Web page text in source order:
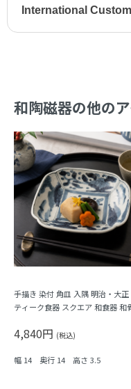
International
和陶磁器の他の
手描き 染付 角皿 入隅 明治・大正
ティーク食器 スクエア 和食器 和
4,840円 (税込)
幅 14 奥行 14 高さ 3.5